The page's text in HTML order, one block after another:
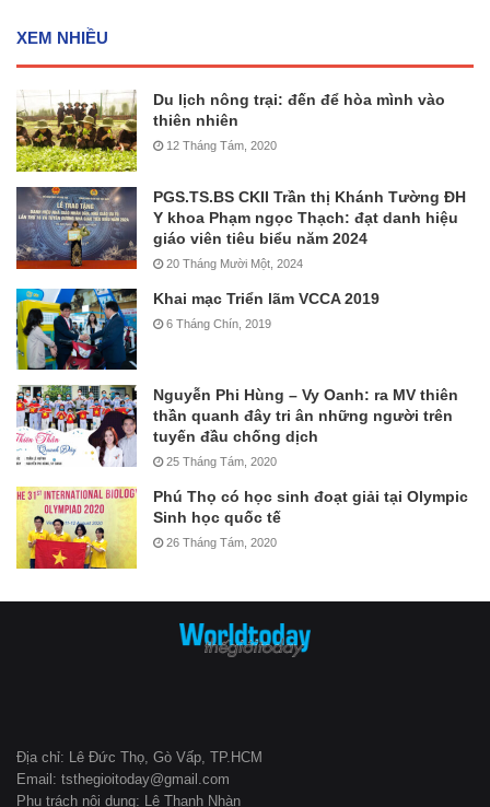
XEM NHIỀU
Du lịch nông trại: đến để hòa mình vào
thiên nhiên
12 Tháng Tám, 2020
PGS.TS.BS CKII Trần thị Khánh Tường ĐH
Y khoa Phạm ngọc Thạch: đạt danh hiệu
giáo viên tiêu biểu năm 2024
20 Tháng Mười Một, 2024
Khai mạc Triển lãm VCCA 2019
6 Tháng Chín, 2019
Nguyễn Phi Hùng – Vy Oanh: ra MV thiên
thần quanh đây tri ân những người trên
tuyến đầu chống dịch
25 Tháng Tám, 2020
Phú Thọ có học sinh đoạt giải tại Olympic
Sinh học quốc tế
26 Tháng Tám, 2020
Địa chỉ: Lê Đức Thọ, Gò Vấp, TP.HCM
Email: tsthegioitoday@gmail.com
Phụ trách nội dung: Lê Thanh Nhàn